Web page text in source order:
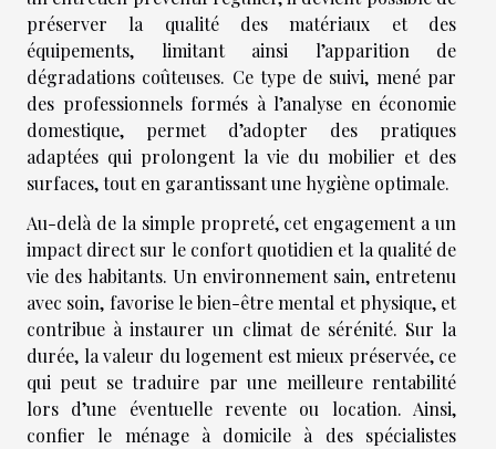
préserver la qualité des matériaux et des
équipements, limitant ainsi l’apparition de
dégradations coûteuses. Ce type de suivi, mené par
des professionnels formés à l’analyse en économie
domestique, permet d’adopter des pratiques
adaptées qui prolongent la vie du mobilier et des
surfaces, tout en garantissant une hygiène optimale.
Au-delà de la simple propreté, cet engagement a un
impact direct sur le confort quotidien et la qualité de
vie des habitants. Un environnement sain, entretenu
avec soin, favorise le bien-être mental et physique, et
contribue à instaurer un climat de sérénité. Sur la
durée, la valeur du logement est mieux préservée, ce
qui peut se traduire par une meilleure rentabilité
lors d’une éventuelle revente ou location. Ainsi,
confier le ménage à domicile à des spécialistes